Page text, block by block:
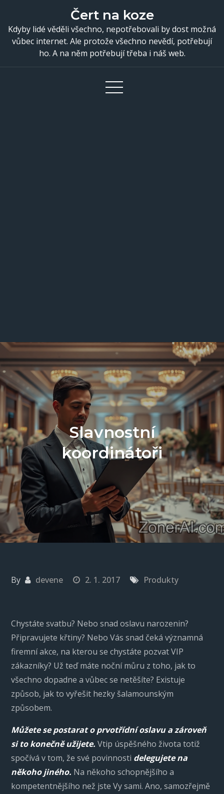
content
Čert na koze
Kdyby lidé věděli všechno, nepotřebovali by dost možná
vůbec internet. Ale protože všechno nevědí, potřebují
ho. A na něm potřebují třeba i náš web.
Slavnostní
koordinátoři
By devene 2. 1. 2017 Produkty
Chystáte svatbu? Nebo snad oslavu narozenin?
Připravujete křtiny? Nebo Vás snad čeká významná
firemní akce, na kterou se chystáte pozvat VIP
zákazníky? Už teď máte noční můru z toho, jak to
všechno dopadne a vůbec se netěšíte? Existuje
způsob, jak to vyřešit hezky šalamounským
způsobem.
Můžete se postarat o prvotřídní oslavu a zároveň
si to konečně užijete. Vtip úspěšného života totiž
spočívá v tom, že své povinnosti delegujete na
někoho jiného. Na někoho schopnějšího a
kompetentnějšího než jste Vy sami. Ano, samozřejmě